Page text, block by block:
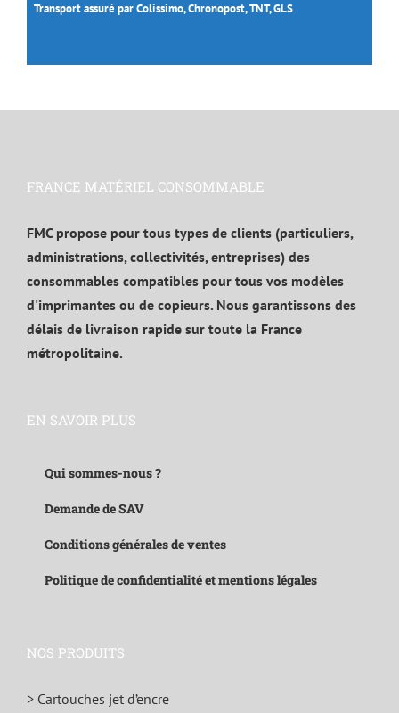
Transport assuré par Colissimo, Chronopost, TNT, GLS
FRANCE MATÉRIEL CONSOMMABLE
FMC propose pour tous types de clients (particuliers,
administrations, collectivités, entreprises) des
consommables compatibles pour tous vos modèles
d'imprimantes ou de copieurs. Nous garantissons des
délais de livraison rapide sur toute la France
métropolitaine.
EN SAVOIR PLUS
Qui sommes-nous ?
Demande de SAV
Conditions générales de ventes
Politique de confidentialité et mentions légales
NOS PRODUITS
> Cartouches jet d’encre